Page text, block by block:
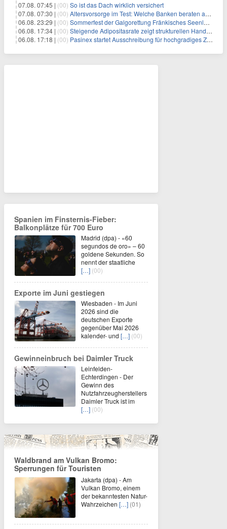
07.08. 07:45 | (00) So ist das Dach wirklich versichert
07.08. 07:30 | (00) Altersvorsorge im Test: Welche Banken beraten am besten?
06.08. 23:29 | (00) Sommerfest der Galgorettung Fränkisches Seenland und Hundespieltag
06.08. 17:34 | (00) Steigende Adipositasrate zeigt strukturellen Handlungsbedarf bei der Ernährung schulpflichtiger Kinder
06.08. 17:18 | (00) Pasinex startet Ausschreibung für hochgradiges Zinksulfidkonzentrat mit Germanium- und Silbergehalten und stellt ein Betriebsupdate bereit
Spanien im Finsternis-Fieber:
Balkonplätze für 700 Euro
Madrid (dpa) - «60
segundos de oro» – 60
goldene Sekunden. So
nennt der staatliche
[…] (00)
Exporte im Juni gestiegen
Wiesbaden - Im Juni
2026 sind die
deutschen Exporte
gegenüber Mai 2026
kalender- und […] (00)
Gewinneinbruch bei Daimler Truck
Leinfelden-
Echterdingen - Der
Gewinn des
Nutzfahrzeugherstellers
Daimler Truck ist im
[…] (00)
Waldbrand am Vulkan Bromo:
Sperrungen für Touristen
Jakarta (dpa) - Am
Vulkan Bromo, einem
der bekanntesten Natur-
Wahrzeichen […] (01)